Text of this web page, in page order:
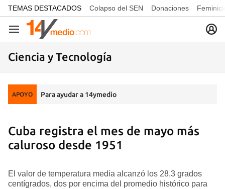
common.go-to-content
TEMAS DESTACADOS Colapso del SEN Donaciones
Navegación
Ciencia y Tecnología
APOYO Para ayudar a 14ymedio
Cuba registra el mes de mayo más
caluroso desde 1951
El valor de temperatura media alcanzó los 28,3 grados
centígrados, dos por encima del promedio histórico para